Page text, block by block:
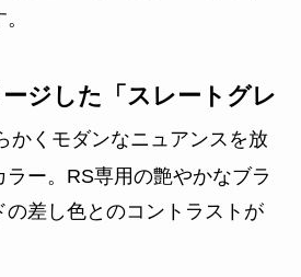
ジした「スレートグレ
かくモダンなニュアンスを放
ー。RS専用の艶やかなブラ
の差し色とのコントラストが